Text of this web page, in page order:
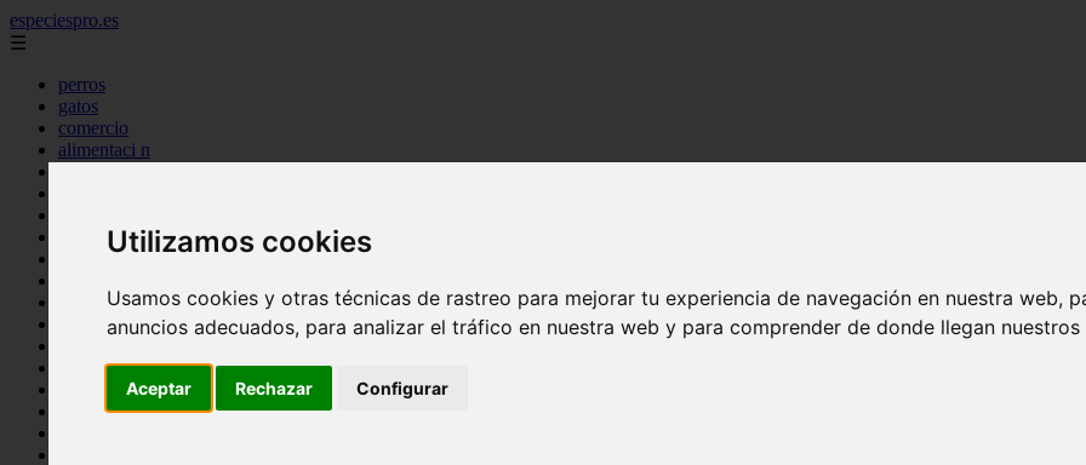
Utilizamos cookies
Usamos cookies y otras técnicas de rastreo para mejorar tu experiencia de navegación en nuestra web,
anuncios adecuados, para analizar el tráfico en nuestra web y para comprender de donde llegan
Aceptar Rechazar Configurar
especiespro.es
☰
perros
gatos
comercio
alimentaci n
tenencia responsable
marketing
peque os mam feros
legislaci n